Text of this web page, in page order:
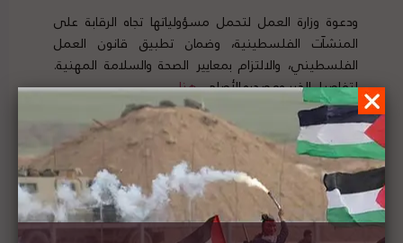
ودعوة وزارة العمل لتحمل مسؤولياتها تجاه الرقابة على
المنشآت الفلسطينية، وضمان تطبيق قانون العمل
الفلسطيني، والالتزام بمعايير الصحة والسلامة المهنية.
لتفاصيل الخبر ومصدره الأصلي،هنا
مسؤولون أمريكيون يؤكدون على أن ضم إسرائيل
للضفة الغربية غير منوط بفلسطين